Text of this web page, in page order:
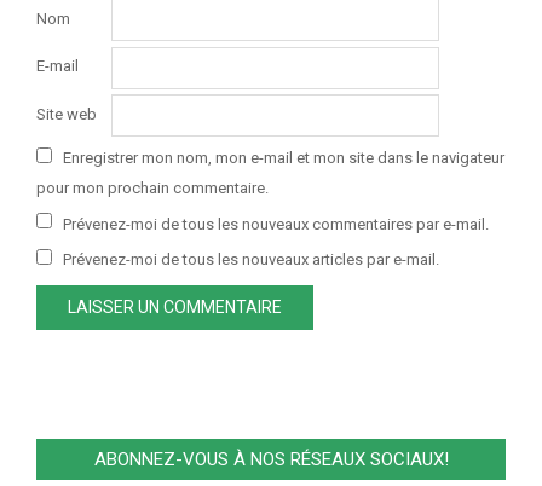
Nom
E-mail
Site web
Enregistrer mon nom, mon e-mail et mon site dans le navigateur
pour mon prochain commentaire.
Prévenez-moi de tous les nouveaux commentaires par e-mail.
Prévenez-moi de tous les nouveaux articles par e-mail.
ABONNEZ-VOUS À NOS RÉSEAUX SOCIAUX!